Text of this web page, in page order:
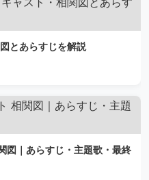
とあらすじを解説
図｜あらすじ・主題歌・最終